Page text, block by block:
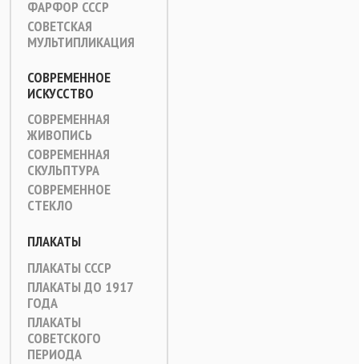
ФАРФОР СССР
СОВЕТСКАЯ
МУЛЬТИПЛИКАЦИЯ
СОВРЕМЕННОЕ
ИСКУССТВО
СОВРЕМЕННАЯ
ЖИВОПИСЬ
СОВРЕМЕННАЯ
СКУЛЬПТУРА
СОВРЕМЕННОЕ
СТЕКЛО
ПЛАКАТЫ
ПЛАКАТЫ СССР
ПЛАКАТЫ ДО 1917
ГОДА
ПЛАКАТЫ
СОВЕТСКОГО
ПЕРИОДА